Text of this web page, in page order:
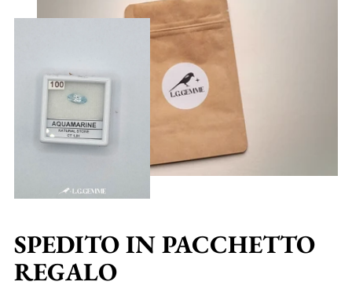
SPEDITO IN PACCHETTO
REGALO